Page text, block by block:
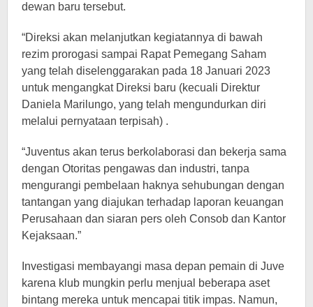
dewan baru tersebut.
“Direksi akan melanjutkan kegiatannya di bawah
rezim prorogasi sampai Rapat Pemegang Saham
yang telah diselenggarakan pada 18 Januari 2023
untuk mengangkat Direksi baru (kecuali Direktur
Daniela Marilungo, yang telah mengundurkan diri
melalui pernyataan terpisah) .
“Juventus akan terus berkolaborasi dan bekerja sama
dengan Otoritas pengawas dan industri, tanpa
mengurangi pembelaan haknya sehubungan dengan
tantangan yang diajukan terhadap laporan keuangan
Perusahaan dan siaran pers oleh Consob dan Kantor
Kejaksaan.”
Investigasi membayangi masa depan pemain di Juve
karena klub mungkin perlu menjual beberapa aset
bintang mereka untuk mencapai titik impas. Namun,